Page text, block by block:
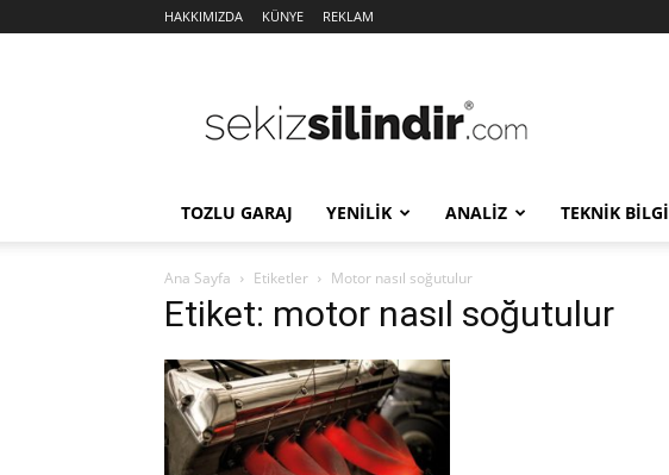
HAKKIMIZDA KÜNYE REKLAM
Silindir
TOZLU GARAJ YENİLİK ANALİZ TEKNİK BİLGİ
Ana Sayfa Etiketler Motor nasıl soğutulur
Etiket: motor nasıl soğutulur